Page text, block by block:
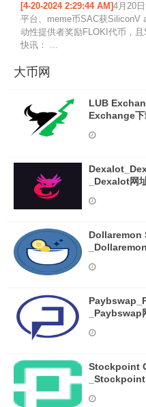
[4-20-2024 2:29:44 AM]4月20
平台、meme币SAC获SiliconV
动性提供者奖励FLOKI代币，
快讯： ...
大币网
LUB
Exchange
_Dexalot网
Dollaremon
_Paybswap
Stockpoint